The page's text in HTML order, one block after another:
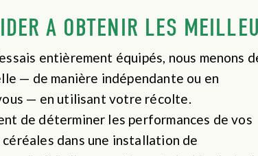
À OBTENIR LES
entièrement équipés, nous menons
— de manière indépendante ou en
— en utilisant votre récolte.
de déterminer les performances de vos
dans une installation de